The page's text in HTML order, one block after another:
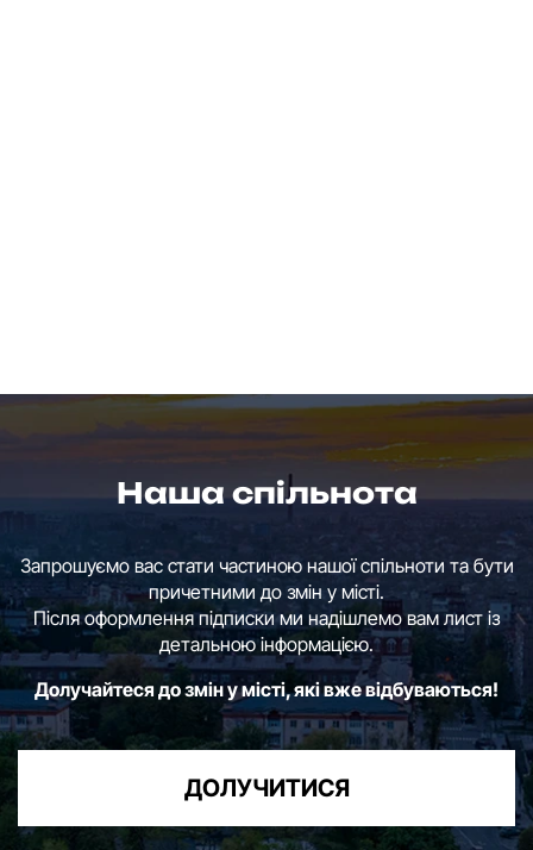
Наша спільнота
Запрошуємо вас стати частиною нашої спільноти та бути
причетними до змін у місті.
Після оформлення підписки ми надішлемо вам лист із
детальною інформацією.
Долучайтеся до змін у місті, які вже відбуваються!
ДОЛУЧИТИСЯ